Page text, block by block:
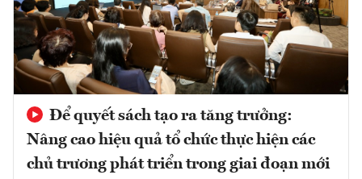
Để quyết sách tạo ra tăng trưởng:
Nâng cao hiệu quả tổ chức thực hiện các
chủ trương phát triển trong giai đoạn mới